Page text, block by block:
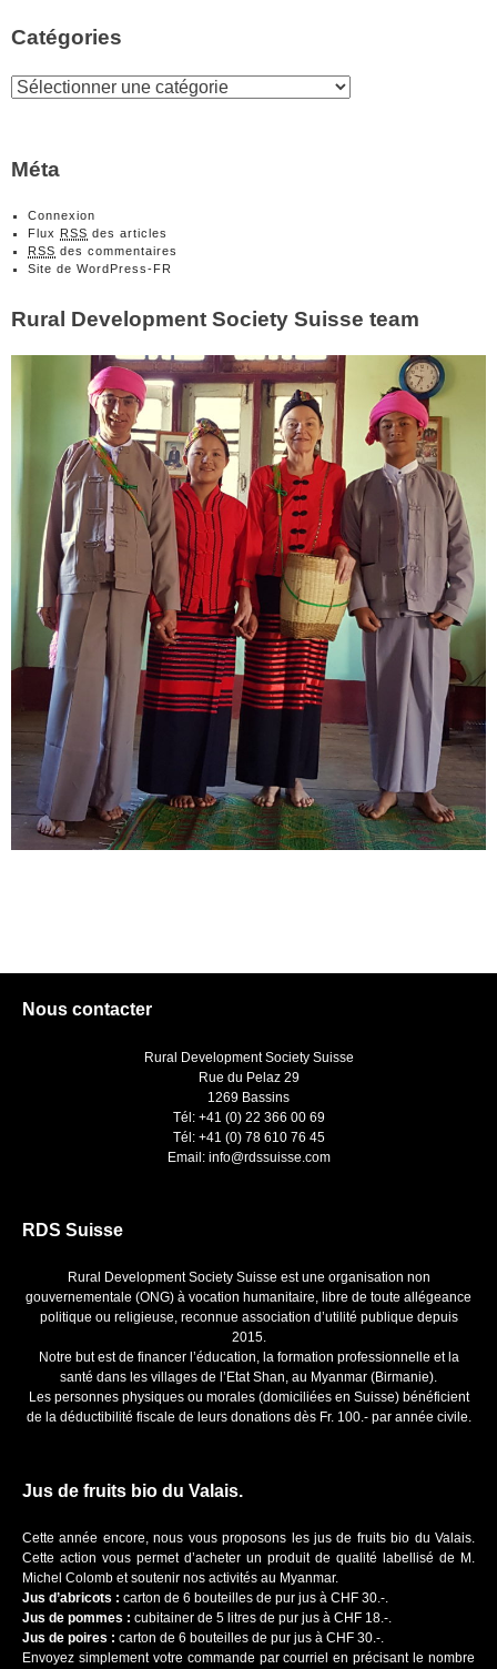
Catégories
Catégories
Méta
Connexion
Flux RSS des articles
RSS des commentaires
Site de WordPress-FR
Rural Development Society Suisse team
Nous contacter
Rural Development Society Suisse
Rue du Pelaz 29
1269 Bassins
Tél: +41 (0) 22 366 00 69
Tél: +41 (0) 78 610 76 45
Email: info@rdssuisse.com
RDS Suisse
Rural Development Society Suisse est une organisation non
gouvernementale (ONG) à vocation humanitaire, libre de toute allégeance
politique ou religieuse, reconnue association d’utilité publique depuis
2015.
Notre but est de financer l’éducation, la formation professionnelle et la
santé dans les villages de l’Etat Shan, au Myanmar (Birmanie).
Les personnes physiques ou morales (domiciliées en Suisse) bénéficient
de la déductibilité fiscale de leurs donations dès Fr. 100.- par année civile.
Jus de fruits bio du Valais.
Cette année encore, nous vous proposons les jus de fruits bio du Valais.
Cette action vous permet d’acheter un produit de qualité labellisé de M.
Michel Colomb et soutenir nos activités au Myanmar.
Jus d’abricots : carton de 6 bouteilles de pur jus à CHF 30.-.
Jus de pommes : cubitainer de 5 litres de pur jus à CHF 18.-.
Jus de poires : carton de 6 bouteilles de pur jus à CHF 30.-.
Envoyez simplement votre commande par courriel en précisant le nombre